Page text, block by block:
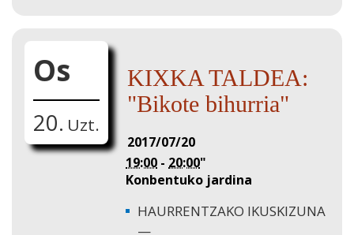
Os
20. Uzt.
KIXKA TALDEA:
"Bikote bihurria"
2017/07/20
19:00 - 20:00"
Konbentuko jardina
HAURRENTZAKO IKUSKIZUNA